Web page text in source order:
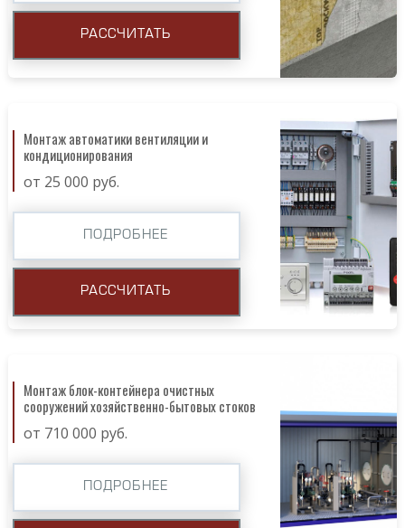
РАССЧИТАТЬ
Монтаж автоматики вентиляции и
кондиционирования
от 25 000 руб.
ПОДРОБНЕЕ
РАССЧИТАТЬ
Монтаж блок-контейнера очистных
сооружений хозяйственно-бытовых стоков
от 710 000 руб.
ПОДРОБНЕЕ